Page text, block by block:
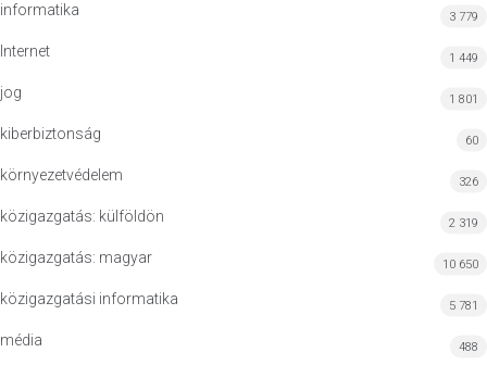
informatika 3 779
Internet 1 449
jog 1 801
kiberbiztonság 60
környezetvédelem 326
közigazgatás: külföldön 2 319
közigazgatás: magyar 10 650
közigazgatási informatika 5 781
média 488